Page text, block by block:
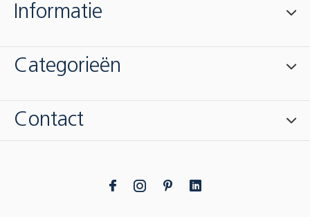
Informatie
Categorieën
Contact